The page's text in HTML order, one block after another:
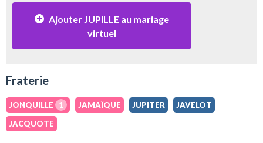
Ajouter JUPILLE au mariage
virtuel
Fraterie
JONQUILLE 1 JAMAÏQUE JUPITER
JAVELOT
JACQUOTE